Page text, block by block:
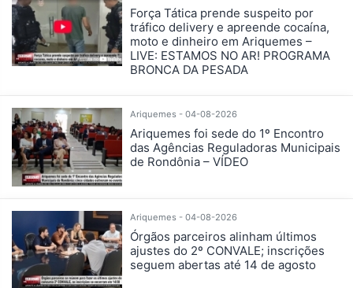
Força Tática prende suspeito por
tráfico delivery e apreende cocaína,
moto e dinheiro em Ariquemes –
LIVE: ESTAMOS NO AR! PROGRAMA
BRONCA DA PESADA
Ariquemes - 04-08-2026
Ariquemes foi sede do 1º Encontro
das Agências Reguladoras Municipais
de Rondônia – VÍDEO
Ariquemes - 04-08-2026
Órgãos parceiros alinham últimos
ajustes do 2º CONVALE; inscrições
seguem abertas até 14 de agosto